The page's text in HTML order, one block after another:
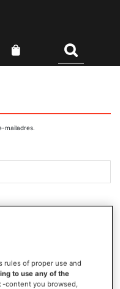
mailadres.
rules of proper use and
to use any of the
-content you browsed,